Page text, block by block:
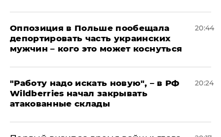
Оппозиция в Польше пообещала
депортировать часть украинских
мужчин – кого это может коснуться
20:44
"Работу надо искать новую", – в РФ
Wildberries начал закрывать
атакованные склады
20:24